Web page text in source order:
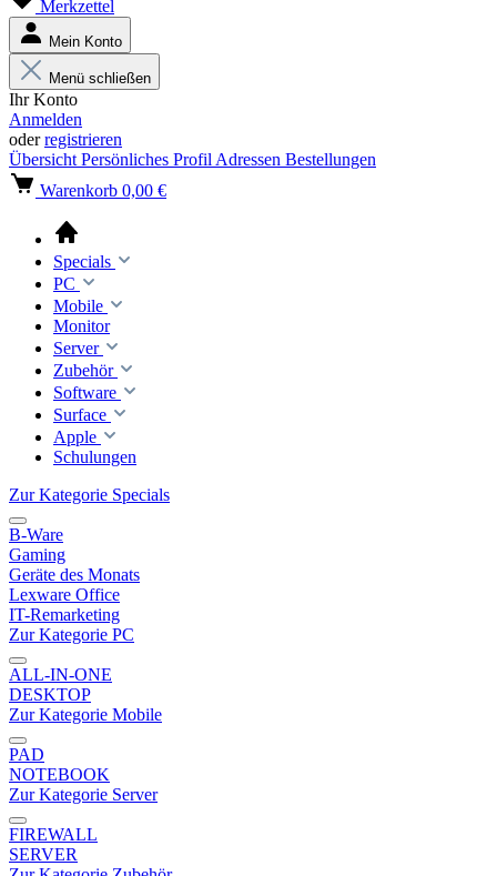
Merkzettel
Mein Konto
Menü schließen
Ihr Konto
Anmelden
oderregistrieren
Übersicht Persönliches Profil Adressen Bestellungen
Warenkorb 0,00 €
Specials
PC
Mobile
Monitor
Server
Zubehör
Software
Surface
Apple
Schulungen
Zur Kategorie Specials
B-Ware
Gaming
Geräte des Monats
Lexware Office
IT-Remarketing
Zur Kategorie PC
ALL-IN-ONE
DESKTOP
Zur Kategorie Mobile
PAD
NOTEBOOK
Zur Kategorie Server
FIREWALL
SERVER